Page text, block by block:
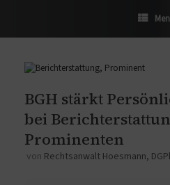
BGH stärkt
bei
Prominenten
von Rechtsanwalt Hoesmann,